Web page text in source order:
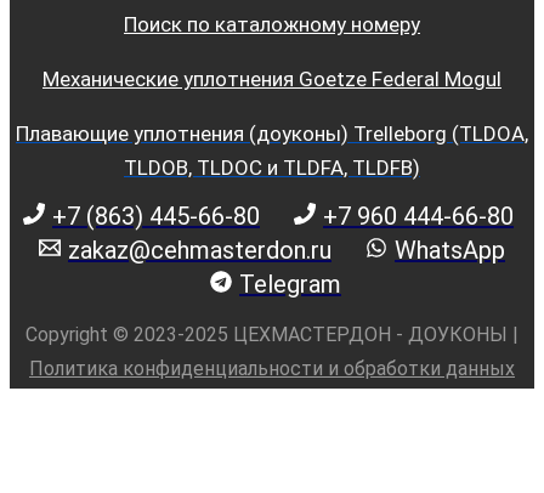
Поиск по каталожному номеру
Механические уплотнения Goetze Federal Mogul
Плавающие уплотнения (доуконы) Trelleborg (TLDOA,
TLDOB, TLDOC и TLDFA, TLDFB)
+7 (863) 445-66-80
+7 960 444-66-80
zakaz@cehmasterdon.ru
WhatsApp
Telegram
Copyright © 2023-2025 ЦЕХМАСТЕРДОН - ДОУКОНЫ |
Политика конфиденциальности и обработки данных